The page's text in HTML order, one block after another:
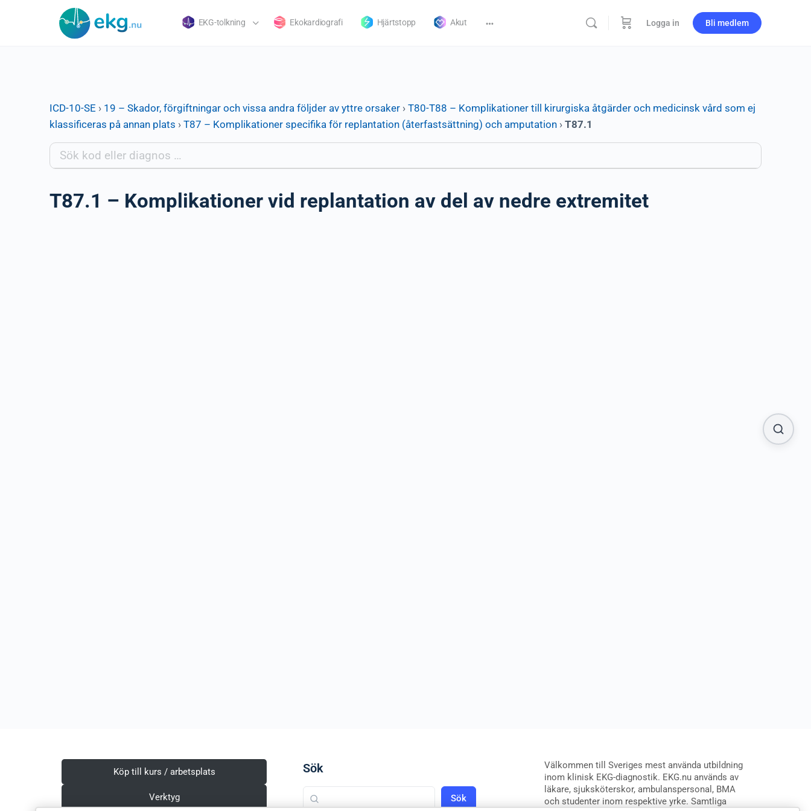
EKG-tolkning Ekokardiografi Hjärtstopp Akut Logga in Bli medlem
ICD-10-SE › 19 – Skador, förgiftningar och vissa andra följder av yttre orsaker › T80-T88 – Komplikationer till kirurgiska åtgärder och medicinsk vård som ej
klassificeras på annan plats › T87 – Komplikationer specifika för replantation (återfastsättning) och amputation › T87.1
T87.1 – Komplikationer vid replantation av del av nedre extremitet
Köp till kurs / arbetsplats
Verktyg
Sök
Sök
Välkommen till Sveriges mest använda utbildning
inom klinisk EKG-diagnostik. EKG.nu används av
läkare, sjuksköterskor, ambulanspersonal, BMA
och studenter inom respektive yrke. Samtliga